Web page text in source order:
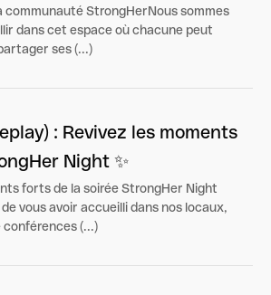
communauté StrongHerNous sommes
dans cet espace où chacune peut
ses (...)
: Revivez les moments
Night ✨
forts de la soirée StrongHer Night
vous avoir accueilli dans nos locaux,
(...)